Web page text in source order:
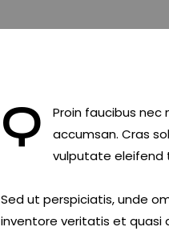
Q
Proin faucibus nec
accumsan. Cras
vulputate eleifend
Sed ut perspiciatis, unde
inventore veritatis et quasi